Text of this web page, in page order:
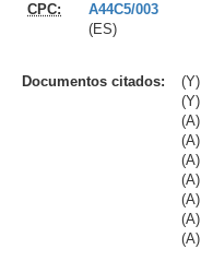
CPC:
A44C5/003
(ES)
Documentos citados: (Y)
(Y)
(A)
(A)
(A)
(A)
(A)
(A)
(A)